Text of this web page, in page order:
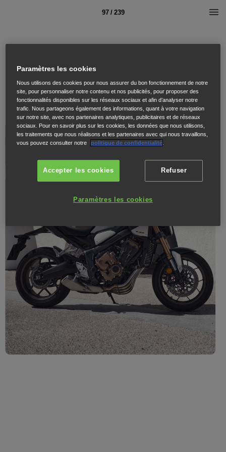
97 / 239
Paramètres les cookies
Nous utilisons des cookies pour nous assurer du bon fonctionnement de notre
site, pour personnaliser notre contenu et nos publicités, pour proposer des
fonctionnalités disponibles sur les réseaux sociaux et afin d’analyser notre
trafic. Nous partageons également des informations, quant à votre navigation
sur notre site, avec nos partenaires analytiques, publicitaires et de réseaux
sociaux. Pour en savoir plus sur les cookies, les données que nous utilisons,
les traitements que nous réalisons et les partenaires avec qui nous travaillons,
vous pouvez consulter notre
politique de confidentialité.
Refuser
Accepter les cookies
Paramètres les cookies